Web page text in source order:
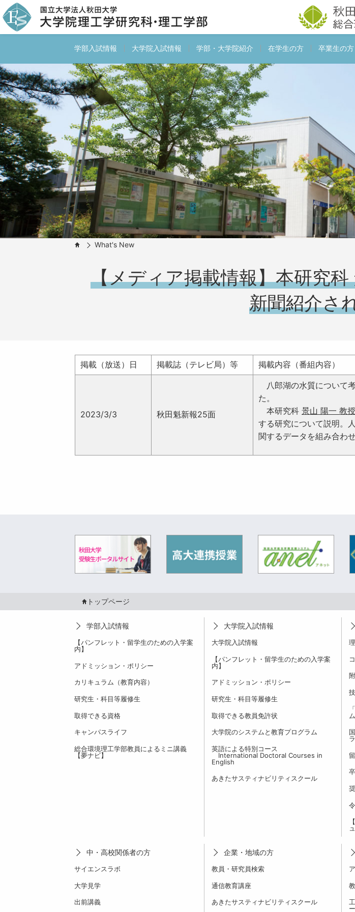
学部入試情報 大学院入試情報 学部・大学院紹介 在学生の方 卒業生の方
HOMEWhat's New
【メディア掲載情報】本研究
新聞紹介さ
掲載（放送）日 掲載誌（テレビ局）等 掲載内容（番組内容）
2023/3/3 秋田魁新報25面
八郎湖の水質について
た。
本研究科 景山 陽一 教授
する研究について説明。
関するデータを組み合わ
トップページ
学部入試情報
【パンフレット・留学生のための入学案
内】
アドミッション・ポリシー
カリキュラム（教育内容）
研究生・科目等履修生
取得できる資格
キャンパスライフ
総合環境理工学部教員によるミニ講義
【夢ナビ】
大学院入試情報
大学院入試情報
【パンフレット・留学生のための入学案
内】
アドミッション・ポリシー
研究生・科目等履修生
取得できる教員免許状
大学院のシステムと教育プログラム
英語による特別コース
International Doctoral Courses in
English
あきたサスティナビリティスクール
中・高校関係者の方
サイエンスラボ
大学見学
出前講義
企業・地域の方
教員・研究員検索
通信教育講座
あきたサスティナビリティスクール